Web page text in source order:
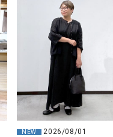
NEW
2026/08/01